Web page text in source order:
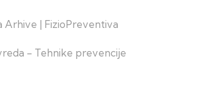
Arhive | FizioPreventiva